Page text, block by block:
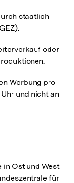
staatlich
oder
Werbung pro
und nicht an
in Ost und West
für